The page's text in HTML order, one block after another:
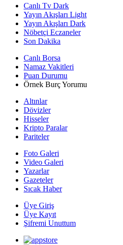
Canlı Tv Dark
Yayın Akışları Light
Yayın Akışları Dark
Nöbetçi Eczaneler
Son Dakika
Canlı Borsa
Namaz Vakitleri
Puan Durumu
Örnek Burç Yorumu
Altınlar
Dövizler
Hisseler
Kripto Paralar
Pariteler
Foto Galeri
Video Galeri
Yazarlar
Gazeteler
Sıcak Haber
Üye Giriş
Üye Kayıt
Şifremi Unuttum